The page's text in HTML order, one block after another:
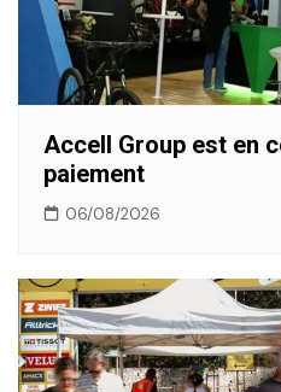
Accell Group est en
paiement
06/08/2026